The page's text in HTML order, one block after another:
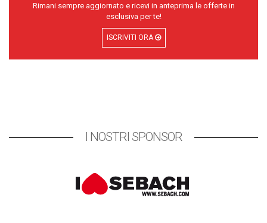
Rimani sempre aggiornato e ricevi in anteprima le offerte in
esclusiva per te!
ISCRIVITI ORA
I NOSTRI SPONSOR